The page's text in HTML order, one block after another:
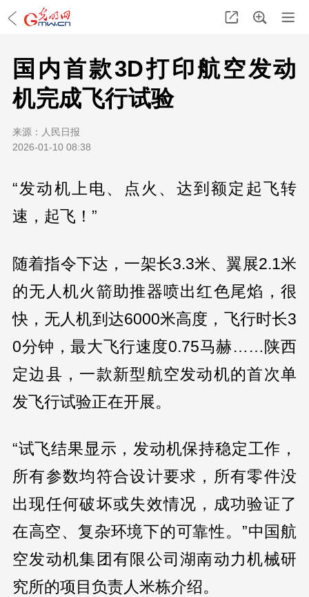
国内首款3D打印航空发动
机完成飞行试验
来源： 人民日报
2026-01-10 08:38
“发动机上电、点火、达到额定起飞转
速，起飞！”
随着指令下达，一架长3.3米、翼展2.1米
的无人机火箭助推器喷出红色尾焰，很
快，无人机到达6000米高度，飞行时长3
0分钟，最大飞行速度0.75马赫……陕西
定边县，一款新型航空发动机的首次单
发飞行试验正在开展。
“试飞结果显示，发动机保持稳定工作，
所有参数均符合设计要求，所有零件没
出现任何破坏或失效情况，成功验证了
在高空、复杂环境下的可靠性。”中国航
空发动机集团有限公司湖南动力机械研
究所的项目负责人米栋介绍。